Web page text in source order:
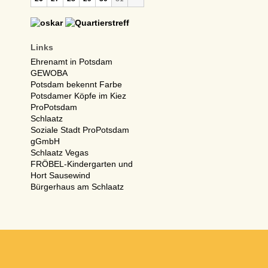
Links
Ehrenamt in Potsdam
GEWOBA
Potsdam bekennt Farbe
Potsdamer Köpfe im Kiez
ProPotsdam
Schlaatz
Soziale Stadt ProPotsdam
gGmbH
Schlaatz Vegas
FRÖBEL-Kindergarten und
Hort Sausewind
Bürgerhaus am Schlaatz